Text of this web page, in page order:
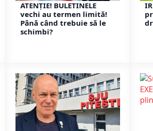
ATENȚIE! BULETINELE
vechi au termen limită!
Până când trebuie să le
schimbi?